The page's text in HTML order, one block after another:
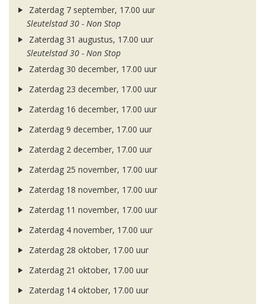
Zaterdag 7 september, 17.00 uur
Sleutelstad 30 - Non Stop
Zaterdag 31 augustus, 17.00 uur
Sleutelstad 30 - Non Stop
Zaterdag 30 december, 17.00 uur
Zaterdag 23 december, 17.00 uur
Zaterdag 16 december, 17.00 uur
Zaterdag 9 december, 17.00 uur
Zaterdag 2 december, 17.00 uur
Zaterdag 25 november, 17.00 uur
Zaterdag 18 november, 17.00 uur
Zaterdag 11 november, 17.00 uur
Zaterdag 4 november, 17.00 uur
Zaterdag 28 oktober, 17.00 uur
Zaterdag 21 oktober, 17.00 uur
Zaterdag 14 oktober, 17.00 uur